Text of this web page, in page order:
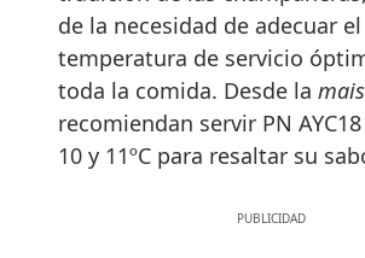
de la necesidad de adecuar
temperatura de servicio
toda la comida. Desde la
recomiendan servir PN
10 y 11ºC para resaltar su